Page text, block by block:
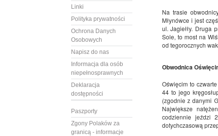
Linki
Polityka prywatności
Ochrona Danych
Osobowych
Napisz do nas
Informacja dla osób
niepełnosprawnych
Deklaracja
dostępności
Paszporty
Zgony Polaków za
granicą - informacje
Na trasie
Młynówce i jest
ul. Jagiełły. Druga
Sole, to most na
od tegorocznych
Obwodnica
Oświęcim to
44 to jego
(zgodnie z danymi
Największe
codziennie jeździ
dotychczasową